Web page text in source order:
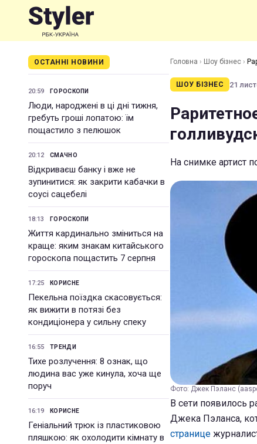
ОСТАННІ НОВИНИ
20:59 ГОРОСКОПИ
Люди, народжені в ці дні тижня,
гребуть гроші лопатою: їм
пощастило з пелюшок
20:12 СМАЧНО
Відкриваєш банку і вже не
зупинитися: як закрити кабачки в
соусі сацебелі
18:13 ГОРОСКОПИ
Життя кардинально зміниться на
краще: яким знакам китайського
гороскопа пощастить 7 серпня
17:25 КОРИСНЕ
Пекельна поїздка скасовується:
як вижити в потязі без
кондиціонера у сильну спеку
16:55 ТРЕНДИ
Тихе розлучення: 8 ознак, що
людина вас уже кинула, хоча ще
поруч
16:19 КОРИСНЕ
Геніальний трюк із пластиковою
пляшкою: як охолодити кімнату в
Головна › Шоу бізнес ›
ШОУ БІЗНЕС 21
На снимке артист
Фото: Джек Пэланс
В сети появилось
Джека Пэланса,
странице